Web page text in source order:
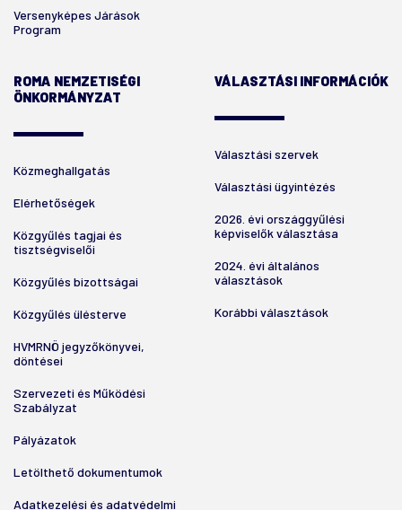
Versenyképes Járások
Program
ROMA NEMZETISÉGI
ÖNKORMÁNYZAT
Közmeghallgatás
Elérhetőségek
Közgyűlés tagjai és
tisztségviselői
Közgyűlés bizottságai
Közgyűlés ülésterve
HVMRNÖ jegyzőkönyvei,
döntései
Szervezeti és Működési
Szabályzat
Pályázatok
Letölthető dokumentumok
Adatkezelési és adatvédelmi
VÁLASZTÁSI INFORMÁCIÓK
Választási szervek
Választási ügyintézés
2026. évi országgyűlési
képviselők választása
2024. évi általános
választások
Korábbi választások